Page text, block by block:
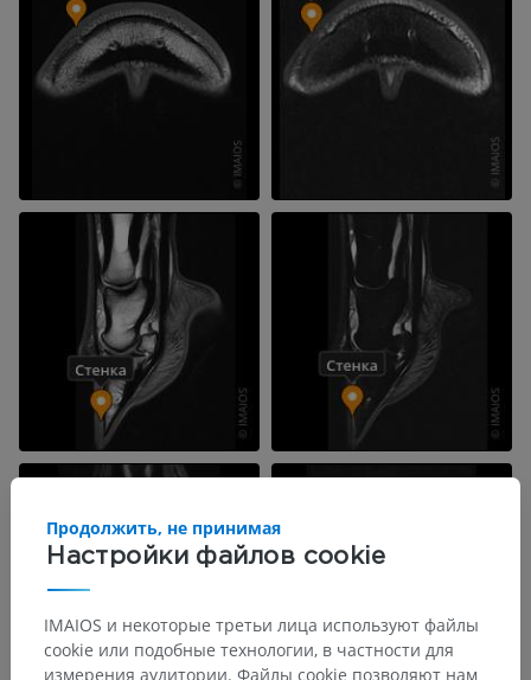
Настройки файлов cookie
Продолжить, не принимая
IMAIOS и некоторые третьи лица используют файлы
cookie или подобные технологии, в частности для
измерения аудитории. Файлы cookie позволяют нам